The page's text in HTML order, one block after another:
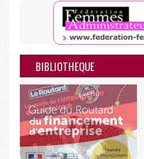
BIBLIOTHEQUE